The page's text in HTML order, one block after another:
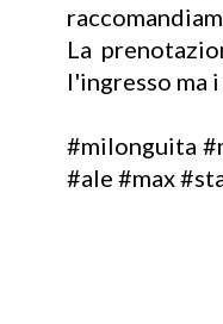
La
l'ingresso ma
#milonguita
#ale #max